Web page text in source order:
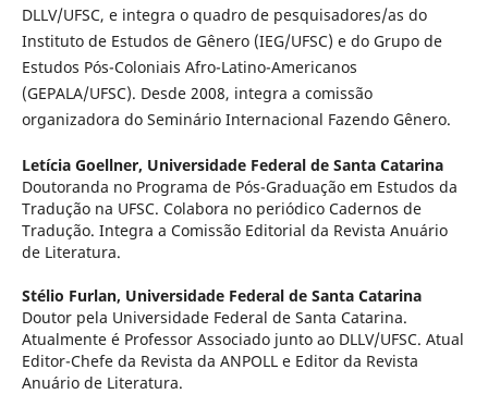
DLLV/UFSC, e integra o quadro de pesquisadores/as do
Instituto de Estudos de Gênero (IEG/UFSC) e do Grupo de
Estudos Pós-Coloniais Afro-Latino-Americanos
(GEPALA/UFSC). Desde 2008, integra a comissão
organizadora do Seminário Internacional Fazendo Gênero.
Letícia Goellner, Universidade Federal de Santa Catarina
Doutoranda no Programa de Pós-Graduação em Estudos da
Tradução na UFSC. Colabora no periódico Cadernos de
Tradução. Integra a Comissão Editorial da Revista Anuário
de Literatura.
Stélio Furlan, Universidade Federal de Santa Catarina
Doutor pela Universidade Federal de Santa Catarina.
Atualmente é Professor Associado junto ao DLLV/UFSC. Atual
Editor-Chefe da Revista da ANPOLL e Editor da Revista
Anuário de Literatura.